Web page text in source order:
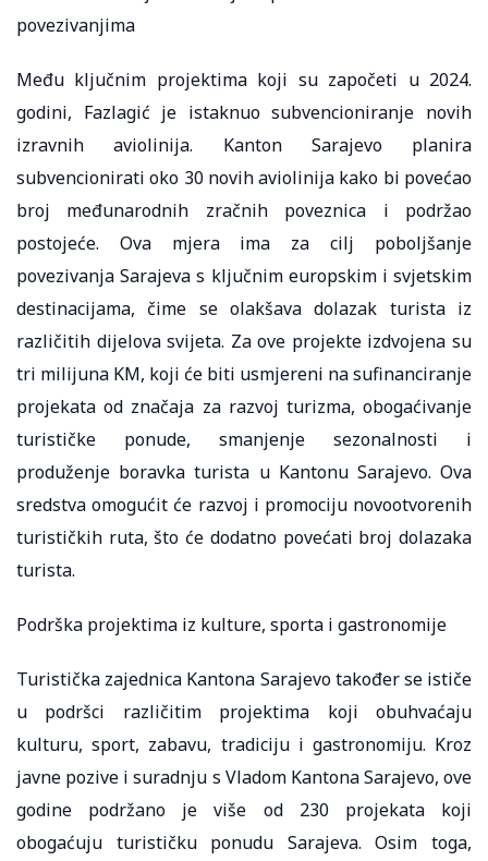
povezivanjima
Među ključnim projektima koji su započeti u 2024.
godini, Fazlagić je istaknuo subvencioniranje novih
izravnih aviolinija. Kanton Sarajevo planira
subvencionirati oko 30 novih aviolinija kako bi povećao
broj međunarodnih zračnih poveznica i podržao
postojeće. Ova mjera ima za cilj poboljšanje
povezivanja Sarajeva s ključnim europskim i svjetskim
destinacijama, čime se olakšava dolazak turista iz
različitih dijelova svijeta. Za ove projekte izdvojena su
tri milijuna KM, koji će biti usmjereni na sufinanciranje
projekata od značaja za razvoj turizma, obogaćivanje
turističke ponude, smanjenje sezonalnosti i
produženje boravka turista u Kantonu Sarajevo. Ova
sredstva omogućit će razvoj i promociju novootvorenih
turističkih ruta, što će dodatno povećati broj dolazaka
turista.
Podrška projektima iz kulture, sporta i gastronomije
Turistička zajednica Kantona Sarajevo također se ističe
u podršci različitim projektima koji obuhvaćaju
kulturu, sport, zabavu, tradiciju i gastronomiju. Kroz
javne pozive i suradnju s Vladom Kantona Sarajevo, ove
godine podržano je više od 230 projekata koji
obogaćuju turističku ponudu Sarajeva. Osim toga,